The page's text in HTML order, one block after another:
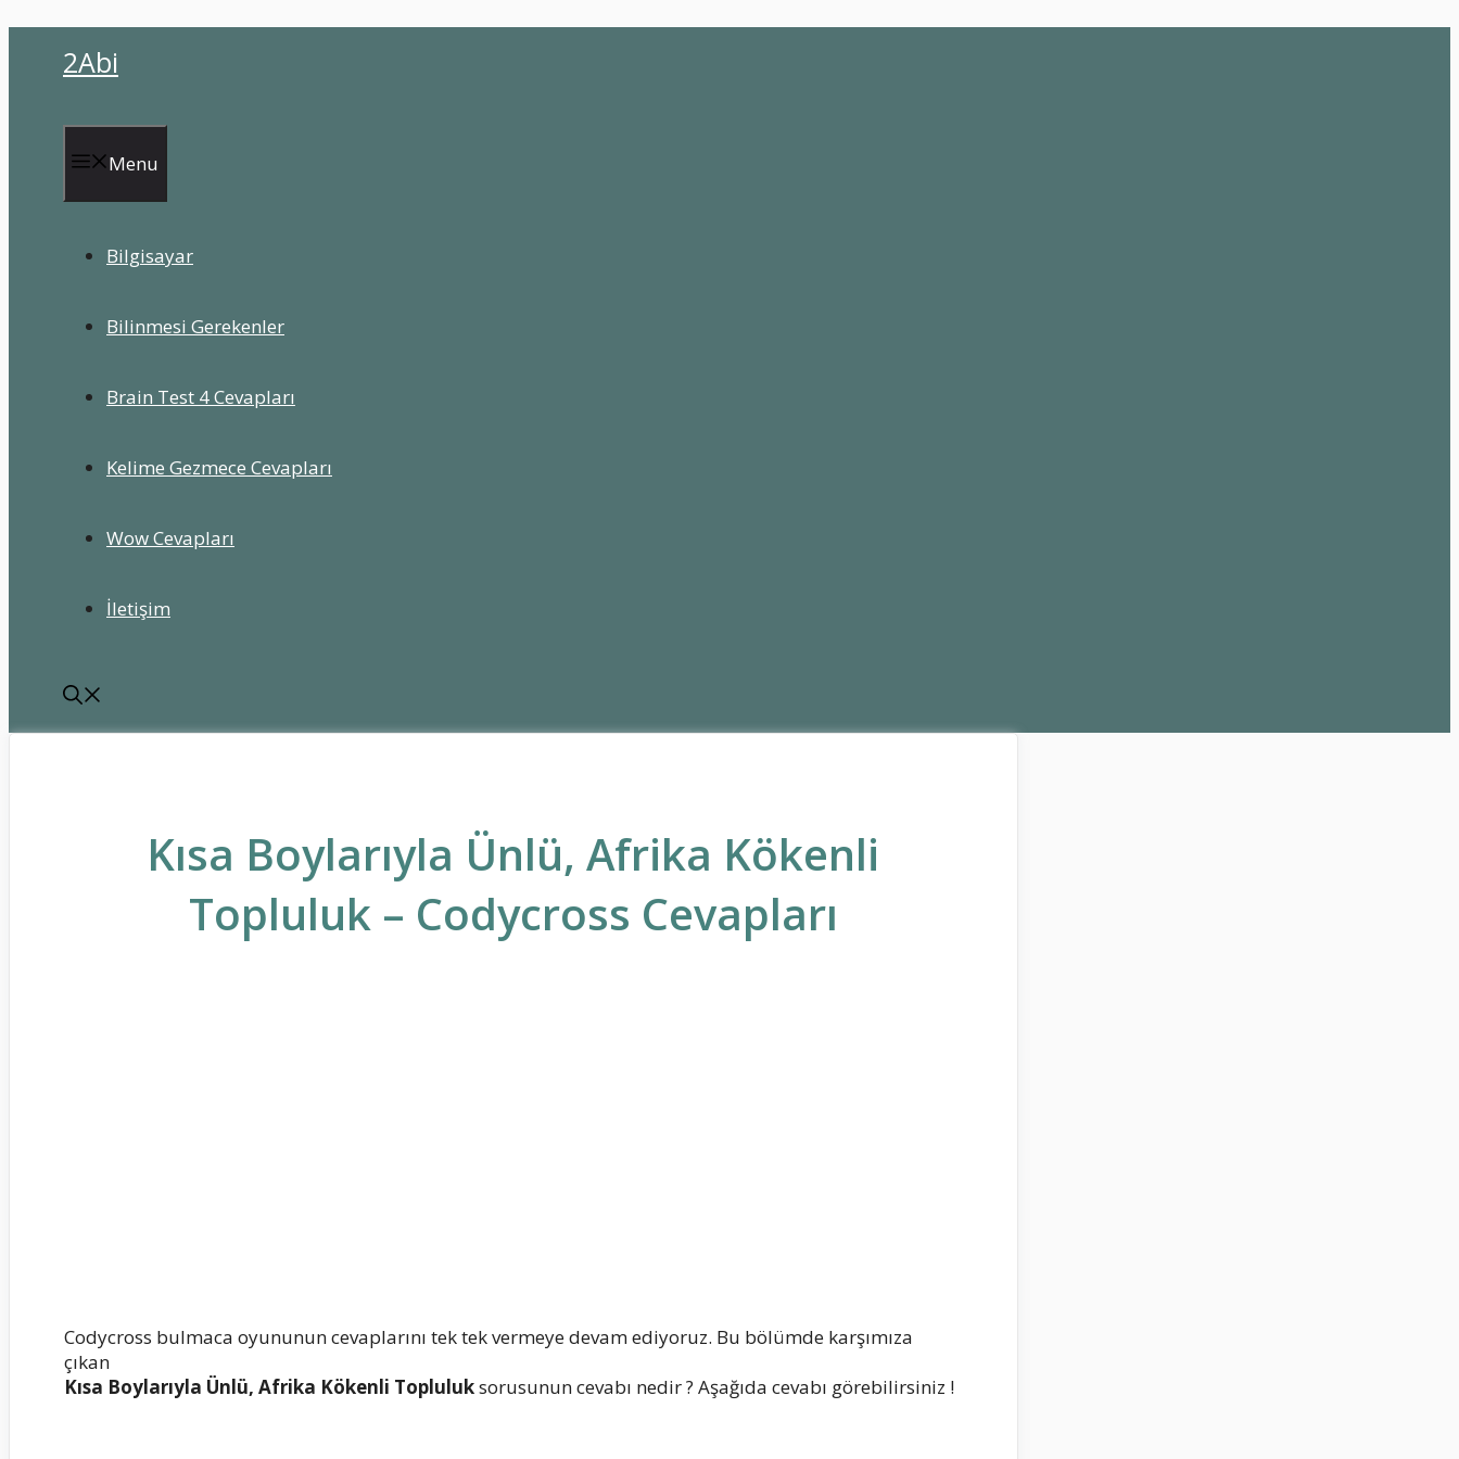
2Abi
Menu
Bilgisayar
Bilinmesi Gerekenler
Brain Test 4 Cevapları
Kelime Gezmece Cevapları
Wow Cevapları
İletişim
Kısa Boylarıyla Ünlü, Afrika Kökenli
Topluluk – Codycross Cevapları
Codycross bulmaca oyununun cevaplarını tek tek vermeye devam ediyoruz. Bu bölümde karşımıza
çıkan
Kısa Boylarıyla Ünlü, Afrika Kökenli Topluluksorusunun cevabı nedir ? Aşağıda cevabı görebilirsiniz !